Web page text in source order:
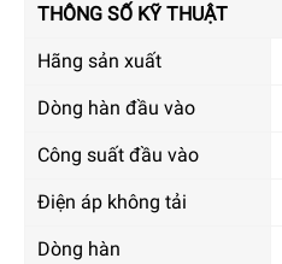
THÔNG SỐ KỸ THUẬT
Hãng sản xuất
Dòng hàn đầu vào
Công suất đầu vào
Điện áp không tải
Dòng hàn